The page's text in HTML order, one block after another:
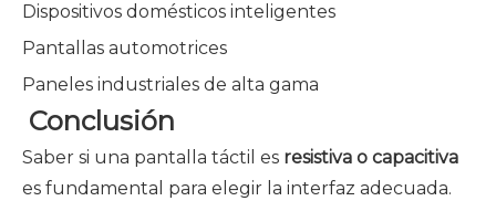
Dispositivos domésticos inteligentes
Pantallas automotrices
Paneles industriales de alta gama
Conclusión
Saber si una pantalla táctil es resistiva o capacitiva
es fundamental para elegir la interfaz adecuada.